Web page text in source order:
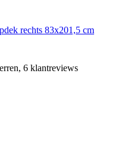
rechts 83x201,5 cm
6 klantreviews